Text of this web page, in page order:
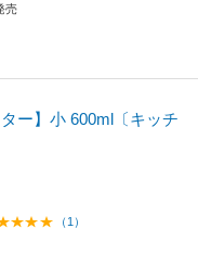
売
ター】小 600ml〔キッチ
（1）